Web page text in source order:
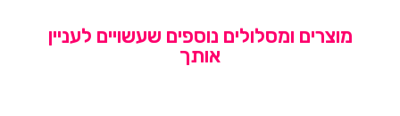
מוצרים ומסלולים נוספים שעשויים לעניין
אותך